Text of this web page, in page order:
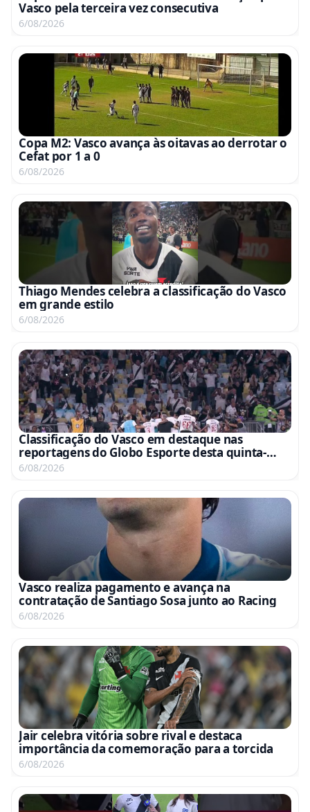
Vasco pela terceira vez consecutiva
6/08/2026
Copa M2: Vasco avança às oitavas ao derrotar o
Cefat por 1 a 0
6/08/2026
Thiago Mendes celebra a classificação do Vasco
em grande estilo
6/08/2026
Classificação do Vasco em destaque nas
reportagens do Globo Esporte desta quinta-
feira
6/08/2026
Vasco realiza pagamento e avança na
contratação de Santiago Sosa junto ao Racing
6/08/2026
Jair celebra vitória sobre rival e destaca
importância da comemoração para a torcida
6/08/2026